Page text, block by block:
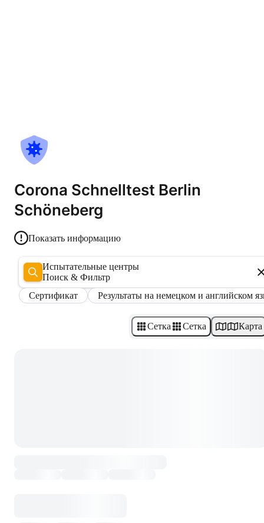
Corona Schnelltest Berlin
Schöneberg
Показать информацию
Испытательные центры
Поиск & Фильтр
Сертификат
Результаты на немецком и английском
Сетка Сетка Карта